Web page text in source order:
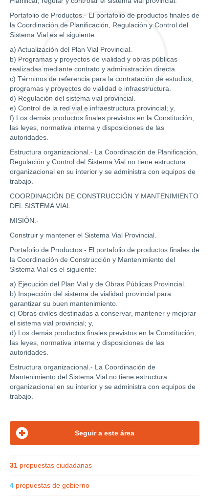
Portafolio de Productos.- El portafolio de productos finales de
la Coordinación de Planificación, Regulación y Control del
Sistema Vial es el siguiente:
a) Actualización del Plan Vial Provincial.
b) Programas y proyectos de vialidad y obras públicas
realizadas mediante contrato y administración directa.
c) Términos de referencia para la contratación de estudios,
programas y proyectos de vialidad e infraestructura.
d) Regulación del sistema vial provincial.
e) Control de la red vial e infraestructura provincial; y,
f) Los demás productos finales previstos en la Constitución,
las leyes, normativa interna y disposiciones de las
autoridades.
Estructura organizacional.- La Coordinación de Planificación,
Regulación y Control del Sistema Vial no tiene estructura
organizacional en su interior y se administra con equipos de
trabajo.
COORDINACIÓN DE CONSTRUCCIÓN Y MANTENIMIENTO
DEL SISTEMA VIAL
MISIÓN.-
Construir y mantener el Sistema Vial Provincial.
Portafolio de Productos.- El portafolio de productos finales de
la Coordinación de Construcción y Mantenimiento del
Sistema Vial es el siguiente:
a) Ejecución del Plan Vial y de Obras Públicas Provincial.
b) Inspección del sistema de vialidad provincial para
garantizar su buen mantenimiento.
c) Obras civiles destinadas a conservar, mantener y mejorar
el sistema vial provincial; y,
d) Los demás productos finales previstos en la Constitución,
las leyes, normativa interna y disposiciones de las
autoridades.
Estructura organizacional.- La Coordinación de
Mantenimiento del Sistema Vial no tiene estructura
organizacional en su interior y se administra con equipos de
trabajo.
31 propuestas ciudadanas
4 propuestas de gobierno